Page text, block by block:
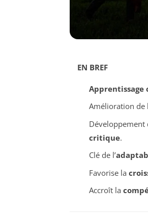
EN BREF
Apprentissage
Amélioration de
Développement
critique.
Clé de l’
Favorise la
Accroît la